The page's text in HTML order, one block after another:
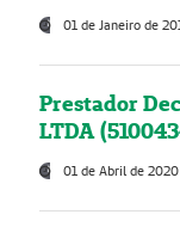
01 de Janeiro de
Prestador
LTDA
01 de Abril de 2020